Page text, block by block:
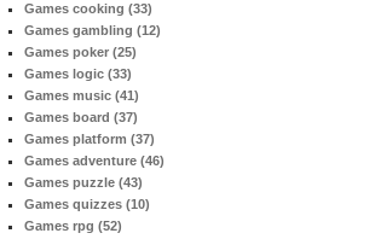
Games cooking (33)
Games gambling (12)
Games poker (25)
Games logic (33)
Games music (41)
Games board (37)
Games platform (37)
Games adventure (46)
Games puzzle (43)
Games quizzes (10)
Games rpg (52)